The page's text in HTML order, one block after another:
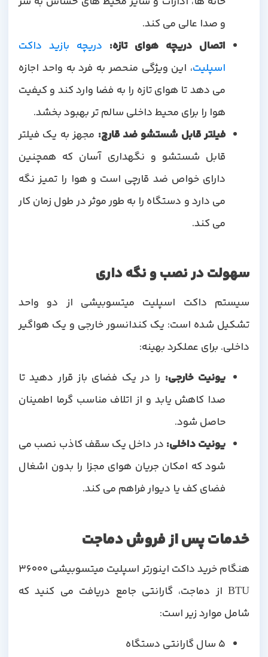
و صدا عالی می کند.
اتصال دریچه هوای تازه: دریچه بازید داکت
اسپلیت، این ویژگی منحصر به فرد به واحد اجازه
می دهد تا هوای تازه را به فضا وارد کند و کیفیت
هوا را برای محیط داخلی سالم تر بهبود بخشد.
فیلتر قابل شستشو ضد قارچ: مجهز به یک فیلتر
قابل شستشو و نگهداری آسان که همچنین
دارای خواص ضد قارچی است و هوا را تمیز نگه
می دارد و دستگاه را به طور موثر در طول زمان کار
می کند.
سهولت در نصب و نگه داری
سیستم داکت اسپلیت میتسوبیشی از دو واحد
تشکیل شده است: یک کندانسور خارجی و یک هواگیر
داخلی. برای عملکرد بهینه:
یونیت خارجی: را در یک فضای باز قرار دهید تا
صدا کاهش یابد و از اتلاف مناسب گرما اطمینان
حاصل شود.
یونیت داخلی: در داخل یک سقف کاذب نصب می
شود که امکان جریان هوای مجزا را بدون اشغال
فضای کف یا دیوار فراهم می کند.
خدمات پس از فروش دماجت
هنگام خرید داکت اینورتر اسپلیت میتسوبیشی 36000
BTU از دماجت، گارانتی جامع دریافت می کنید که
شامل موارد زیر است:
5 سال گارانتی دستگاه